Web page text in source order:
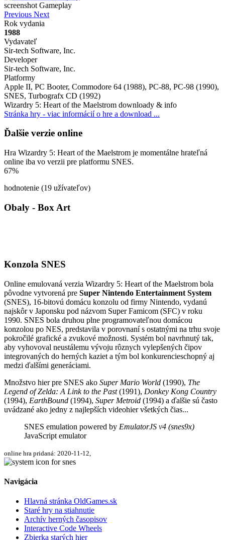
screenshot Gameplay
Previous Next
Rok vydania
1988
Vydavateľ
Sir-tech Software, Inc.
Developer
Sir-tech Software, Inc.
Platformy
Apple II, PC Booter, Commodore 64 (1988), PC-88, PC-98 (1990),
SNES, Turbografx CD (1992)
Wizardry 5: Heart of the Maelstrom downloady & info
Stránka hry - viac informácií o hre a download ...
Ďalšie verzie online
Hra Wizardry 5: Heart of the Maelstrom je momentálne hrateľná
online iba vo verzii pre platformu SNES.
67%
hodnotenie (19 užívateľov)
Obaly - Box Art
Konzola SNES
Online emulovaná verzia Wizardry 5: Heart of the Maelstrom bola
pôvodne vytvorená pre Super Nintendo Entertainment System
(SNES), 16-bitovú domácu konzolu od firmy Nintendo, vydanú
najskôr v Japonsku pod názvom Super Famicom (SFC) v roku
1990. SNES bola druhou plne programovateľnou domácou
konzolou po NES, predstavila v porovnaní s ostatnými na trhu svoje
pokročilé grafické a zvukové možnosti. Systém bol navrhnutý tak,
aby vyhovoval neustálemu vývoju rôznych vylepšených čipov
integrovaných do herných kaziet a tým bol konkurencieschopný aj
medzi ďalšími generáciami.
Množstvo hier pre SNES ako Super Mario World (1990), The
Legend of Zelda: A Link to the Past(1991), Donkey Kong Country
(1994), EarthBound (1994), Super Metroid (1994) a ďalšie sú často
uvádzané ako jedny z najlepších videohier všetkých čias...
SNES emulation powered by EmulatorJS v4 (snes9x)
JavaScript emulator
online hra pridaná: 2020-11-12,
Navigácia
Hlavná stránka OldGames.sk
Staré hry na stiahnutie
Archív herných časopisov
Interactive Code Wheels
Zbierka starých hier